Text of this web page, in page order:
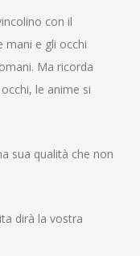
con il
mani e gli occhi
Ma ricorda
le anime si
sua qualità che non
dirà la vostra